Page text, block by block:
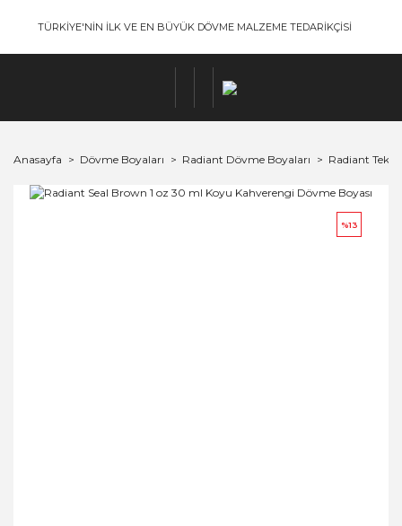
TÜRKİYE'NİN İLK VE EN BÜYÜK DÖVME MALZEME TEDARİKÇİSİ
Anasayfa Dövme Boyaları Radiant Dövme Boyaları Radiant Tek
%13